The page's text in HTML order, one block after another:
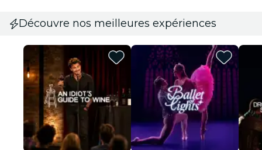
Découvre nos meilleures expériences